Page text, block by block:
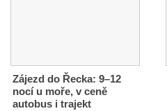
Zájezd do Řecka: 9–12
nocí u moře, v ceně
autobus i trajekt